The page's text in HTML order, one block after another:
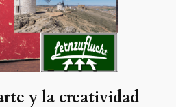
y la creatividad